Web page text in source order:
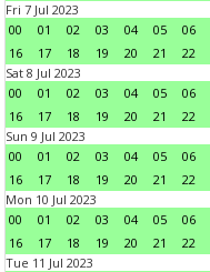
Fri 7 Jul 2023
00
01 02 03 04 05 06
16
17 18 19 20 21 22
Sat 8 Jul 2023
00
01 02 03 04 05 06
16
17 18 19 20 21 22
Sun 9 Jul 2023
00
01 02 03 04 05 06
16
17 18 19 20 21 22
Mon 10 Jul 2023
00
01 02 03 04 05 06
16
17 18 19 20 21 22
Tue 11 Jul 2023